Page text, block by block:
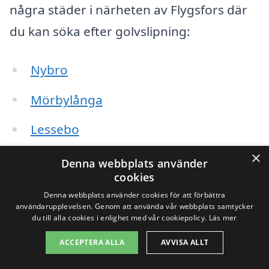
några städer i närheten av Flygsfors där
du kan söka efter golvslipning:
Nybro
Mörbylånga
Lessebo
Kalmar
Borgholm
Högsby
Oskarshamn
×
Denna webbplats använder
cookies
Denna webbplats använder cookies för att förbättra
användarupplevelsen. Genom att använda vår webbplats samtycker
du till alla cookies i enlighet med vår cookiepolicy. Läs mer
ACCEPTERA ALLA AVVISA ALLT